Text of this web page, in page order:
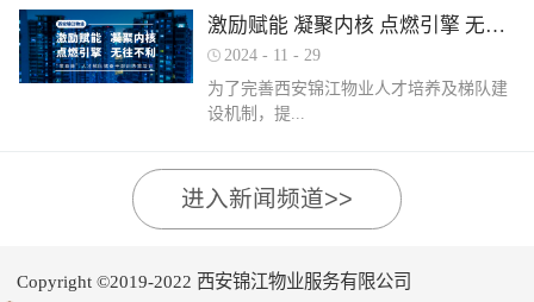
下的重要知识点串讲和一轮轮的复习备
考，比赛中，选手们沉着冷静，基本发挥
出了各自领域应有的实力。最终，三个工
种共计取得了二等奖1名，三等奖3名，优
的问题及知识盲区，公司人力行政部及品
质部快速反应，第一时间组织各工种开展
内部专项培训，进行系统化的梳理和总
经验和答题技巧进行转化分享，对标竞赛
充电，切勿长时间充电，勿飞线充电。汽
车内严禁放置打火机、罐装喷剂、香水、
移动电源等易燃易爆物品，定期检测更换
车载灭火器，定期对车辆维护保养。不要
躺在床上、沙发上吸烟，烟头要及时放到
可燃物品。 使用电蚊香时应注意用电安
全，用完及时断开电源，防止因长期通电
“干烧”引发火灾。在发热的电蚊拍附近不
露水后不要立即靠近明火、也不要在高温
获“全市技能竞赛优秀组织奖”西安锦江物
业曹林、张小刚、郭小龙荣获技能竞赛“一
等奖”西安锦江物业张国刚、谷展荣获技能
竞赛“二等奖”西安锦江物业惠张瑜、张盼
兵、潘保民、毛亚、李强、贺鑫磊、李国
刚、岳程妮等人分别荣获技能竞赛“优秀
奖”。在这个追求卓越服务的时代，西安锦
升整个团队的专业水平和服务质量，西安
陕西省物业管理协会“优秀项目经理”称
号。岁末回首，总结成绩，表彰优秀，
会召开盛会，表彰这一年在物业管理行业
的广阔舞台上绽放出熠熠光辉的精英
1A期 项目经理 齐瑞高江、齐瑞是西安锦
江物业诸多优秀项目经理的缩影，他们代
表着西安锦江物业团结奋进、诚信奉献、
奖是荣誉也是动力，西安锦江物业将以他
们作为榜样领航，激励全体员工砥砺奋
激励赋能 凝聚内核 点燃引擎 无往不利
2024 - 11 - 29
为了完善西安锦江物业人才培养及梯队建
设机制，提...
高物业服务水平和服务质量，有目的、有
计划的进行人才储备及培育，大力培养核
江物业组织开展以“激励赋能 凝聚内核 点
进入新闻频道>>
Copyright ©2019-2022 西安锦江物业服务有限公司